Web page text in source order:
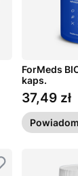
ForMeds
kaps.
Cena
37,49 zł